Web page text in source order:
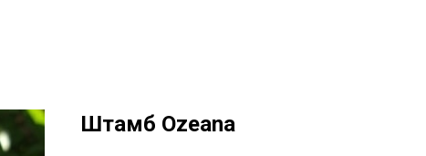
Штамб Ozeana